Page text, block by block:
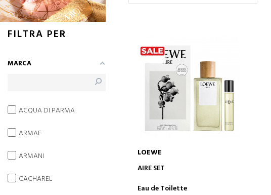
AGGIUNGI AL CARRELLO
LOEWE
AIRE SET
Eau de Toilette
FILTRA PER
MARCA
ACQUA DI PARMA
ARMAF
ARMANI
CACHAREL